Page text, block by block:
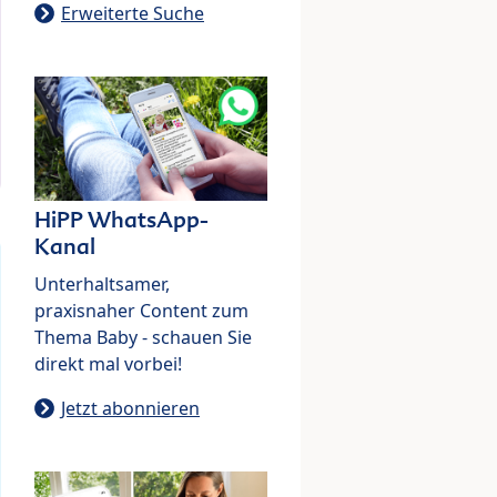
Erweiterte Suche
HiPP WhatsApp-
Kanal
Unterhaltsamer,
praxisnaher Content zum
Thema Baby - schauen Sie
direkt mal vorbei!
Jetzt abonnieren